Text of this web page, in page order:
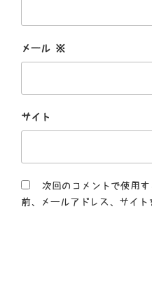
メール ※
サイト
次回のコメントで使用
前、メールアドレス、サイト